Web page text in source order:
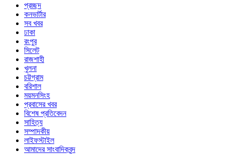
প্রচ্ছদ
কনভার্টার
সব খবর
ঢাকা
রংপুর
সিলেট
রাজশাহী
খুলনা
চট্টগ্রাম
বরিশাল
ময়মনসিংহ
প্রবাসের খবর
বিশেষ প্রতিবেদন
সাহিত্য
সম্পাদকীয়
লাইফস্টাইল
আমাদের সাংবাদিকবৃন্দ